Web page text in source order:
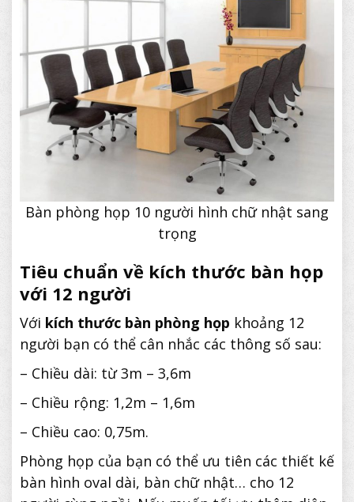
Bàn phòng họp 10 người hình chữ nhật sang
trọng
Tiêu chuẩn về kích thước bàn họp
với 12 người
Với kích thước bàn phòng họp khoảng 12
người bạn có thể cân nhắc các thông số sau:
– Chiều dài: từ 3m – 3,6m
– Chiều rộng: 1,2m – 1,6m
– Chiều cao: 0,75m.
Phòng họp của bạn có thể ưu tiên các thiết kế
bàn hình oval dài, bàn chữ nhật… cho 12